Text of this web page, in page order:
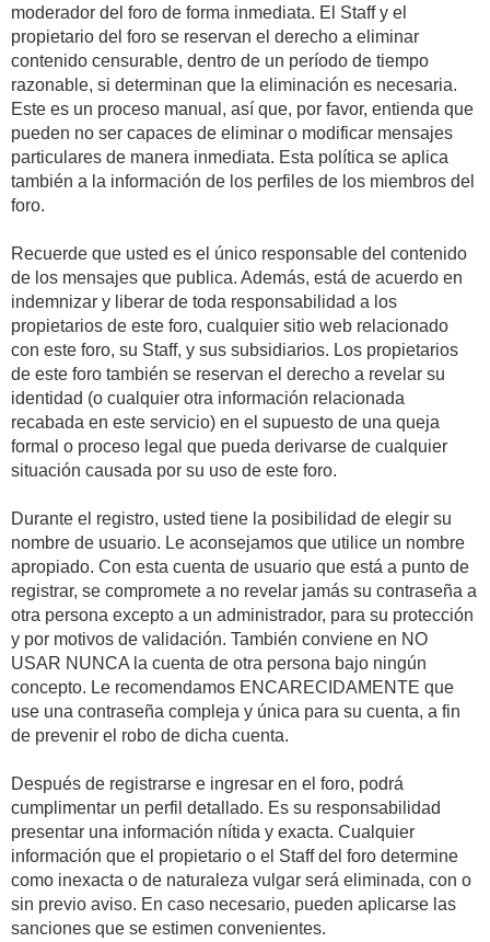
moderador del foro de forma inmediata. El Staff y el
propietario del foro se reservan el derecho a eliminar
contenido censurable, dentro de un período de tiempo
razonable, si determinan que la eliminación es necesaria.
Este es un proceso manual, así que, por favor, entienda que
pueden no ser capaces de eliminar o modificar mensajes
particulares de manera inmediata. Esta política se aplica
también a la información de los perfiles de los miembros del
foro.
Recuerde que usted es el único responsable del contenido
de los mensajes que publica. Además, está de acuerdo en
indemnizar y liberar de toda responsabilidad a los
propietarios de este foro, cualquier sitio web relacionado
con este foro, su Staff, y sus subsidiarios. Los propietarios
de este foro también se reservan el derecho a revelar su
identidad (o cualquier otra información relacionada
recabada en este servicio) en el supuesto de una queja
formal o proceso legal que pueda derivarse de cualquier
situación causada por su uso de este foro.
Durante el registro, usted tiene la posibilidad de elegir su
nombre de usuario. Le aconsejamos que utilice un nombre
apropiado. Con esta cuenta de usuario que está a punto de
registrar, se compromete a no revelar jamás su contraseña a
otra persona excepto a un administrador, para su protección
y por motivos de validación. También conviene en NO
USAR NUNCA la cuenta de otra persona bajo ningún
concepto. Le recomendamos ENCARECIDAMENTE que
use una contraseña compleja y única para su cuenta, a fin
de prevenir el robo de dicha cuenta.
Después de registrarse e ingresar en el foro, podrá
cumplimentar un perfil detallado. Es su responsabilidad
presentar una información nítida y exacta. Cualquier
información que el propietario o el Staff del foro determine
como inexacta o de naturaleza vulgar será eliminada, con o
sin previo aviso. En caso necesario, pueden aplicarse las
sanciones que se estimen convenientes.